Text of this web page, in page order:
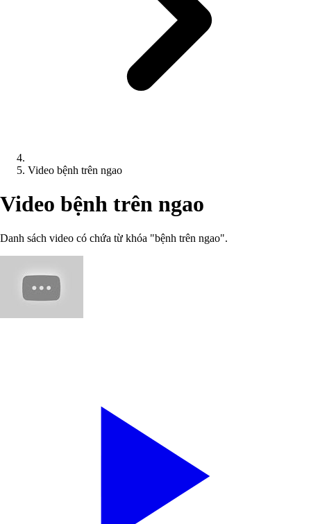
Video bệnh trên ngao
Video bệnh trên ngao
Danh sách video có chứa từ khóa "bệnh trên ngao".